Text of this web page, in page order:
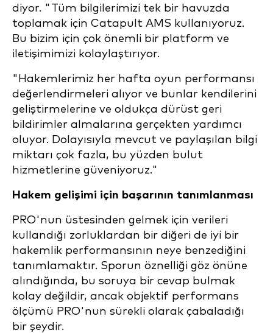
diyor. "Tüm bilgilerimizi tek bir havuzda
toplamak için Catapult AMS kullanıyoruz.
Bu bizim için çok önemli bir platform ve
iletişimimizi kolaylaştırıyor.
"Hakemlerimiz her hafta oyun performansı
değerlendirmeleri alıyor ve bunlar kendilerini
geliştirmelerine ve oldukça dürüst geri
bildirimler almalarına gerçekten yardımcı
oluyor. Dolayısıyla mevcut ve paylaşılan bilgi
miktarı çok fazla, bu yüzden bulut
hizmetlerine güveniyoruz."
Hakem gelişimi için başarının tanımlanması
PRO'nun üstesinden gelmek için verileri
kullandığı zorluklardan bir diğeri de iyi bir
hakemlik performansının neye benzediğini
tanımlamaktır. Sporun öznelliği göz önüne
alındığında, bu soruya bir cevap bulmak
kolay değildir, ancak objektif performans
ölçümü PRO'nun sürekli olarak çabaladığı
bir şeydir.